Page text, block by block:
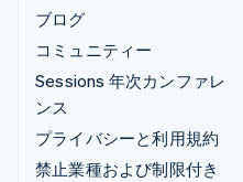
ブログ
コミュニティー
Sessions 年次カンファレ
ンス
プライバシーと利用規約
禁止業種および制限付き